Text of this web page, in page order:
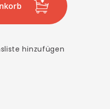
hinzufügen